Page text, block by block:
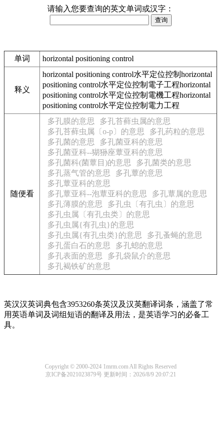
请输入您要查询的英文单词或汉字：
单词 horizontal positioning control
释义
horizontal positioning control水平定位控制horizontal
positioning control水平定位控制電子工程horizontal
positioning control水平定位控制電機工程horizontal
positioning control水平定位控制電力工程
随便看
多孔膜的意思
多孔苔藓虫属的意思
多孔苔藓虫属〔o-p〕的意思
多孔药粒的意思
多孔菌的意思
多孔菌亚科的意思
多孔菌亚科--猢狲座蕈亚科的意思
多孔菌科(菌蕈目)的意思
多孔菌类的意思
多孔蒸气管的意思
多孔蕈的意思
多孔蕈亚科的意思
多孔蕈亚科--泡蕈亚科的意思
多孔蕈属的意思
多孔薄膜的意思
多孔虫〔有孔虫〕的意思
多孔虫属〔有孔虫类〕的意思
多孔虫属{有孔虫}的意思
多孔虫属{有孔虫类}的意思
多孔蚤蝇的意思
多孔蛋白石的意思
多孔螅的意思
多孔表面的意思
多孔袋鼠介的意思
多孔褐铁矿的意思
英汉汉英词典包含3953260条英汉及汉英翻译词条，涵盖了常
用英语单词及词组短语的翻译及用法，是英语学习的必备工
具。
Copyright © 2000-2024 1mrm.com All Rights Reserved
京ICP备2021023879号 更新时间：2026/8/9 20:07:21